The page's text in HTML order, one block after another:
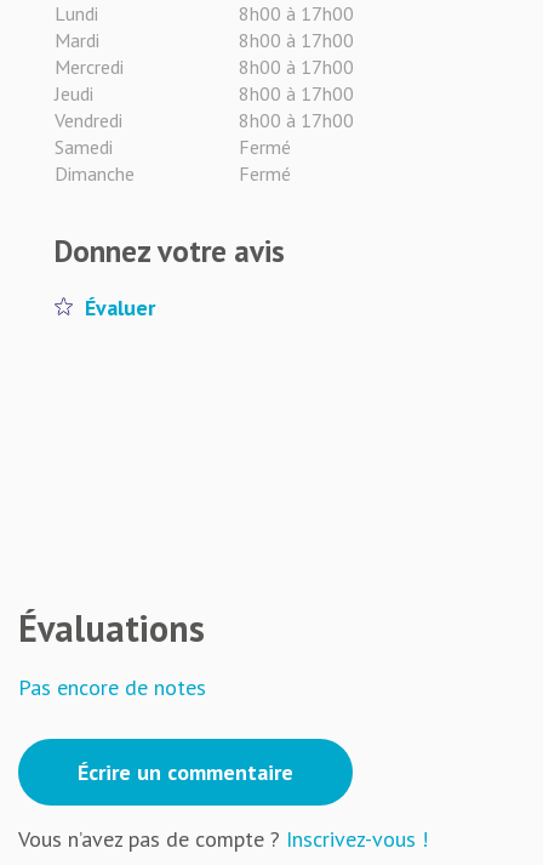
Lundi
8h00 à 17h00
Mardi
8h00 à 17h00
Mercredi
8h00 à 17h00
Jeudi
8h00 à 17h00
Vendredi
8h00 à 17h00
Samedi
Fermé
Dimanche
Fermé
Donnez votre avis
Évaluer
Évaluations
Pas encore de notes
Écrire un commentaire
Vous n’avez pas de compte ? Inscrivez-vous !